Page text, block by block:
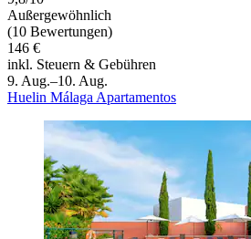
Außergewöhnlich
(10 Bewertungen)
146 €
inkl. Steuern & Gebühren
9. Aug.–10. Aug.
Huelin Málaga Apartamentos